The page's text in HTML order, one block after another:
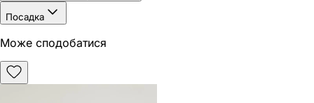
Посадка
Може сподобатися